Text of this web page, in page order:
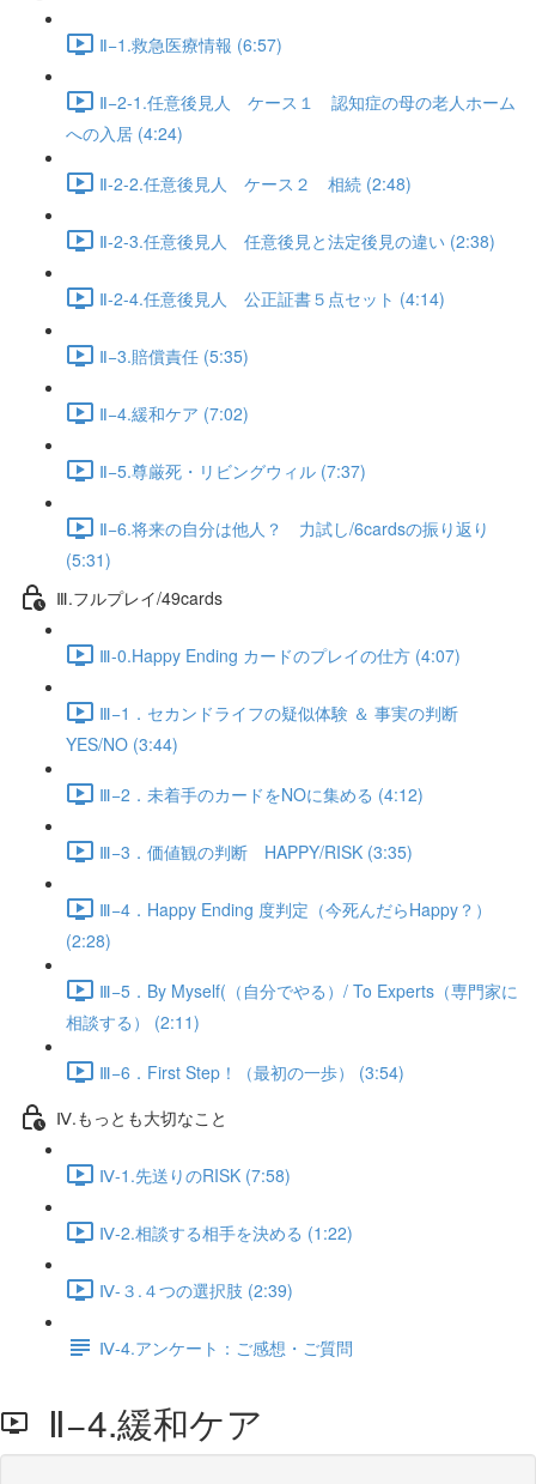
Ⅱ−1.救急医療情報 (6:57)
Ⅱ−2-1.任意後見人 ケース１ 認知症の母の老人ホーム
への入居 (4:24)
Ⅱ-2-2.任意後見人 ケース２ 相続 (2:48)
Ⅱ-2-3.任意後見人 任意後見と法定後見の違い (2:38)
Ⅱ-2-4.任意後見人 公正証書５点セット (4:14)
Ⅱ−3.賠償責任 (5:35)
Ⅱ−4.緩和ケア (7:02)
Ⅱ−5.尊厳死・リビングウィル (7:37)
Ⅱ−6.将来の自分は他人？ 力試し/6cardsの振り返り
(5:31)
Ⅲ.フルプレイ/49cards
Ⅲ-0.Happy Ending カードのプレイの仕方 (4:07)
Ⅲ−1．セカンドライフの疑似体験 ＆ 事実の判断
YES/NO (3:44)
Ⅲ−2．未着手のカードをNOに集める (4:12)
Ⅲ−3．価値観の判断 HAPPY/RISK (3:35)
Ⅲ−4．Happy Ending 度判定（今死んだらHappy？）
(2:28)
Ⅲ−5．By Myself(（自分でやる）/ To Experts（専門家に
相談する） (2:11)
Ⅲ−6．First Step！（最初の一歩） (3:54)
Ⅳ.もっとも大切なこと
Ⅳ-1.先送りのRISK (7:58)
Ⅳ-2.相談する相手を決める (1:22)
Ⅳ-３.４つの選択肢 (2:39)
Ⅳ-4.アンケート：ご感想・ご質問
Ⅱ−4.緩和ケア